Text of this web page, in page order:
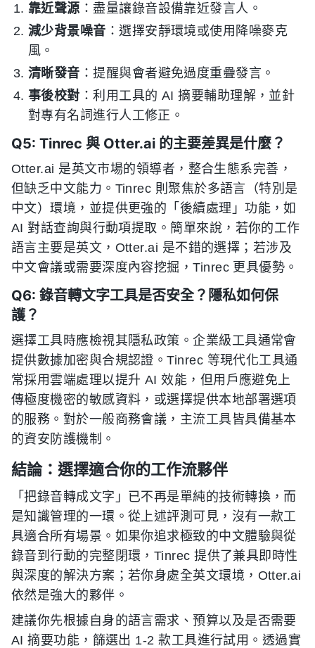
靠近聲源 ：盡量讓錄音設備靠近發言人。
減少背景噪音 ：選擇安靜環境或使用降噪麥克
風。
清晰發音 ：提醒與會者避免過度重疊發言。
事後校對 ：利用工具的 AI 摘要輔助理解，並針
對專有名詞進行人工修正。
Q5: Tinrec 與 Otter.ai 的主要差異是什麼？
Otter.ai 是英文市場的領導者，整合生態系完善，
但缺乏中文能力。Tinrec 則聚焦於多語言（特別是
中文）環境，並提供更強的「後續處理」功能，如
AI 對話查詢與行動項提取。簡單來說，若你的工作
語言主要是英文，Otter.ai 是不錯的選擇；若涉及
中文會議或需要深度內容挖掘，Tinrec 更具優勢。
Q6: 錄音轉文字工具是否安全？隱私如何保
護？
選擇工具時應檢視其隱私政策。企業級工具通常會
提供數據加密與合規認證。Tinrec 等現代化工具通
常採用雲端處理以提升 AI 效能，但用戶應避免上
傳極度機密的敏感資料，或選擇提供本地部署選項
的服務。對於一般商務會議，主流工具皆具備基本
的資安防護機制。
結論：選擇適合你的工作流夥伴
「把錄音轉成文字」已不再是單純的技術轉換，而
是知識管理的一環。從上述評測可見，沒有一款工
具適合所有場景。如果你追求極致的中文體驗與從
錄音到行動的完整閉環，Tinrec 提供了兼具即時性
與深度的解決方案；若你身處全英文環境，Otter.ai
依然是強大的夥伴。
建議你先根據自身的語言需求、預算以及是否需要
AI 摘要功能，篩選出 1-2 款工具進行試用。透過實